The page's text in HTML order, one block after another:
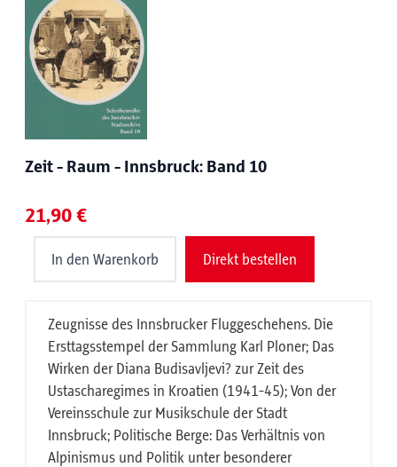
Zeit - Raum - Innsbruck: Band 10
21,90 €
In den Warenkorb Direkt bestellen
Zeugnisse des Innsbrucker Fluggeschehens. Die
Ersttagsstempel der Sammlung Karl Ploner; Das
Wirken der Diana Budisavljevi? zur Zeit des
Ustascharegimes in Kroatien (1941-45); Von der
Vereinsschule zur Musikschule der Stadt
Innsbruck; Politische Berge: Das Verhältnis von
Alpinismus und Politik unter besonderer